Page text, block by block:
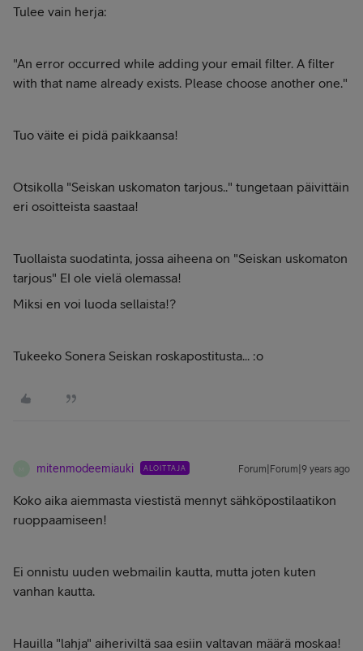
Tulee vain herja:
"An error occurred while adding your email filter. A filter
with that name already exists. Please choose another one."
Tuo väite ei pidä paikkaansa!
Otsikolla "Seiskan uskomaton tarjous.." tungetaan päivittäin
eri osoitteista saastaa!
Tuollaista suodatinta, jossa aiheena on "Seiskan uskomaton
tarjous" EI ole vielä olemassa!
Miksi en voi luoda sellaista!?
Tukeeko Sonera Seiskan roskapostitusta... :o
mitenmodeemiauki ALOITTAJA Forum|Forum|9 years ago
Koko aika aiemmasta viestistä mennyt sähköpostilaatikon
ruoppaamiseen!
Ei onnistu uuden webmailin kautta, mutta joten kuten
vanhan kautta.
Hauilla "lahja" aiheriviltä saa esiin valtavan määrä moskaa!